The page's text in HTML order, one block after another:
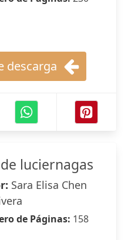
descarga
luciernagas
Sara Elisa Chen
de Páginas: 158